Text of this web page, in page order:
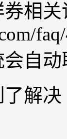
相
自
解决